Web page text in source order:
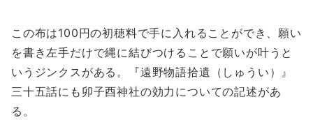
この布は100円の初穂料で手に入れることができ、願い
を書き左手だけで縄に結びつけることで願いが叶うと
いうジンクスがある。『遠野物語拾遺（しゅうい）』
三十五話にも卯子酉神社の効力についての記述があ
る。